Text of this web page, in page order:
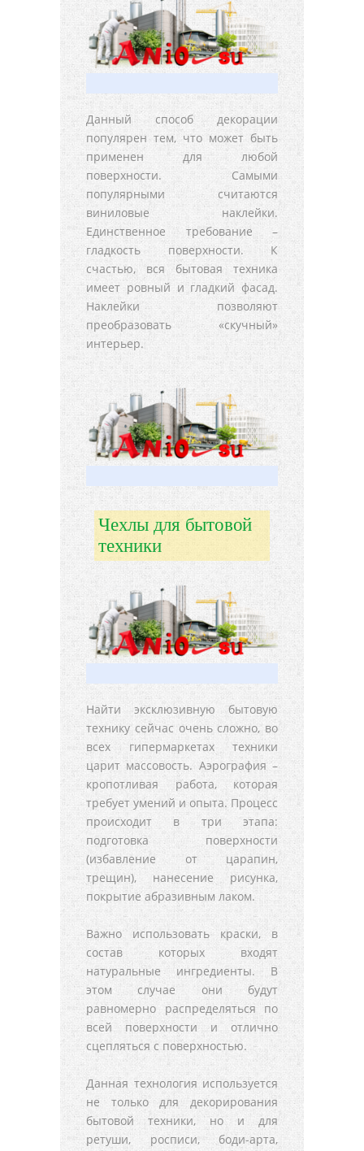
Данный способ декорации
популярен тем, что может быть
применен для любой
поверхности. Самыми
популярными считаются
виниловые наклейки.
Единственное требование –
гладкость поверхности. К
счастью, вся бытовая техника
имеет ровный и гладкий фасад.
Наклейки позволяют
преобразовать «скучный»
интерьер.
Чехлы для бытовой
техники
Найти эксклюзивную бытовую
технику сейчас очень сложно, во
всех гипермаркетах техники
царит массовость. Аэрография –
кропотливая работа, которая
требует умений и опыта. Процесс
происходит в три этапа:
подготовка поверхности
(избавление от царапин,
трещин), нанесение рисунка,
покрытие абразивным лаком.
Важно использовать краски, в
состав которых входят
натуральные ингредиенты. В
этом случае они будут
равномерно распределяться по
всей поверхности и отлично
сцепляться с поверхностью.
Данная технология используется
не только для декорирования
бытовой техники, но и для
ретуши, росписи, боди-арта,